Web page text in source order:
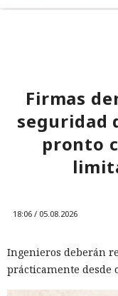
Firmas
seguridad
pronto
18:06 / 05.08.2026
Ingenieros deberán
prácticamente desde